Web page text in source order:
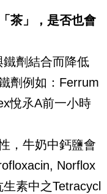
茶」，是否也會
劑結合而降低
劑例如：Ferrum
悅氶A前一小時
，牛奶中鈣鹽會
Norflox
素中之Tetracycl